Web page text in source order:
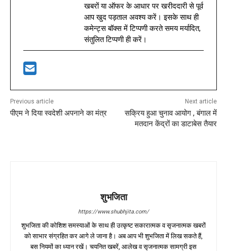
खबरों या ऑफर के आधार पर खरीददारी से पूर्व
आप खुद पड़ताल अवश्य करें। इसके साथ ही
कमेन्ट्स बॉक्स में टिप्पणी करते समय मर्यादित,
संतुलित टिप्पणी ही करें।
Previous article
पीएम ने दिया स्वदेशी अपनाने का मंत्र
Next article
सक्रिय हुआ चुनाव आयोग , बंगाल में
मतदान केंद्रों का डाटाबेस तैयार
शुभजिता
https://www.shubhjita.com/
शुभजिता की कोशिश समस्याओं के साथ ही उत्कृष्ट सकारात्मक व सृजनात्मक खबरों
को साभार संग्रहित कर आगे ले जाना है। अब आप भी शुभजिता में लिख सकते हैं,
बस नियमों का ध्यान रखें। चयनित खबरें, आलेख व सृजनात्मक सामग्री इस